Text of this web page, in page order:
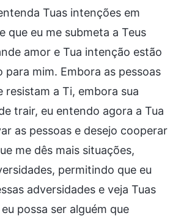
Tuas intenções em
que eu me submeta a Teus
amor e Tua intenção estão
para mim. Embora as pessoas
resistam a Ti, embora sua
trair, eu entendo agora a Tua
as pessoas e desejo cooperar
me dês mais situações,
permitindo que eu
adversidades e veja Tuas
possa ser alguém que